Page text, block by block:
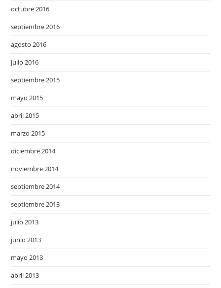
octubre 2016
septiembre 2016
agosto 2016
julio 2016
septiembre 2015
mayo 2015
abril 2015
marzo 2015
diciembre 2014
noviembre 2014
septiembre 2014
septiembre 2013
julio 2013
junio 2013
mayo 2013
abril 2013